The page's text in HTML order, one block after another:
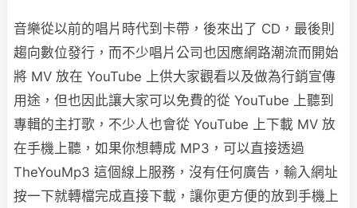
音樂從以前的唱片時代到卡帶，後來出了 CD，最後則
趨向數位發行，而不少唱片公司也因應網路潮流而開始
將 MV 放在 YouTube 上供大家觀看以及做為行銷宣傳
用途，但也因此讓大家可以免費的從 YouTube 上聽到
專輯的主打歌，不少人也會從 YouTube 上下載 MV 放
在手機上聽，如果你想轉成 MP3，可以直接透過
TheYouMp3 這個線上服務，沒有任何廣告，輸入網址
按一下就轉檔完成直接下載，讓你更方便的放到手機上